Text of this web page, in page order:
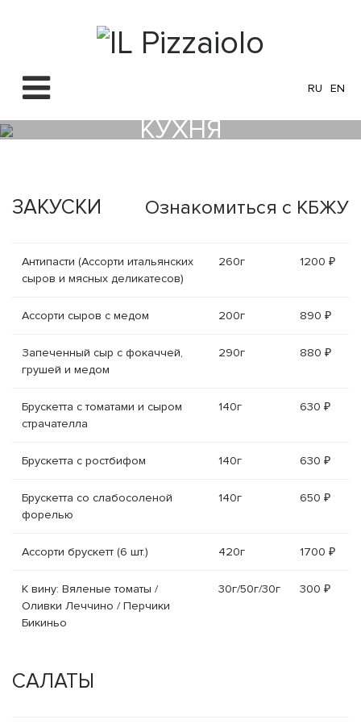
RU EN
КУХНЯ
ЗАКУСКИ Ознакомиться с КБЖУ
Антипасти (Ассорти итальянских
сыров и мясных деликатесов)
260г 1200 ₽
Ассорти сыров с медом 200г 890 ₽
Запеченный сыр с фокаччей,
грушей и медом
290г 880 ₽
Брускетта с томатами и сыром
страчателла
140г 630 ₽
Брускетта с ростбифом 140г 630 ₽
Брускетта со слабосоленой
форелью
140г 650 ₽
Ассорти брускетт (6 шт.) 420г 1700 ₽
К вину: Вяленые томаты /
Оливки Леччино / Перчики
Бикиньо
30г/50г/30г 300 ₽
САЛАТЫ